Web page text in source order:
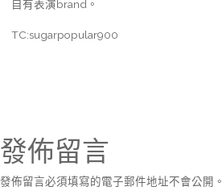
自有表演brand。
TC:sugarpopular900
發佈留言
發佈留言必須填寫的電子郵件地址不會公開。